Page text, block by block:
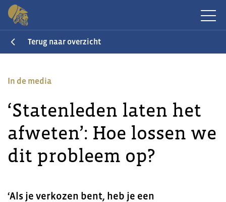
Terug naar overzicht
In de media
‘Statenleden laten het
afweten’: Hoe lossen we
dit probleem op?
‘Als je verkozen bent, heb je een